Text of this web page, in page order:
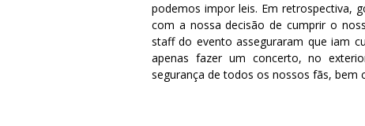
podemos impor leis. Em retrospectiva,
com a nossa decisão de cumprir o
staff do evento asseguraram que iam
apenas fazer um concerto, no
segurança de todos os nossos fãs, bem